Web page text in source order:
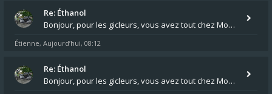
Re: Éthanol
Bonjour, pour les gicleurs, vous avez tout chez Motokristen à Bar sur Aube. https://www.motokristen.fr/ On peut aussi
Étienne, Aujourd’hui, 08:12
Re: Éthanol
Bonjour, pour les gicleurs, vous avez tout chez Motokristen à Bar sur Aube. https://www.motokristen.fr/produits/4946-l